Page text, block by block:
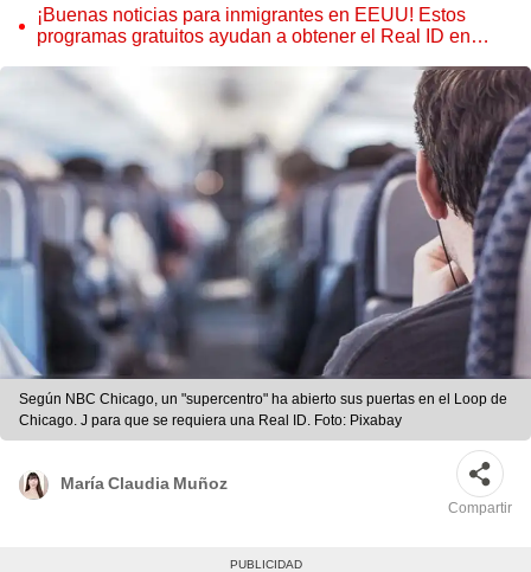
¡Buenas noticias para inmigrantes en EEUU! Estos
programas gratuitos ayudan a obtener el Real ID en
Según NBC Chicago, un "supercentro" ha abierto sus puertas en el Loop de
Chicago. J para que se requiera una Real ID. Foto: Pixabay
María Claudia Muñoz
Compartir